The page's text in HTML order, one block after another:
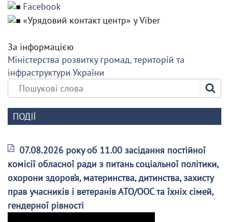
Facebook
«Урядовий контакт центр» у Viber
За інформацією
Міністерства розвитку громад, територій та
інфраструктури України
ПОДІЇ
07.08.2026 року об 11.00 засідання постійної
комісії обласної ради з питань соціальної політики,
охорони здоров’я, материнства, дитинства, захисту
прав учасників і ветеранів АТО/ООС та їхніх сімей,
гендерної рівності